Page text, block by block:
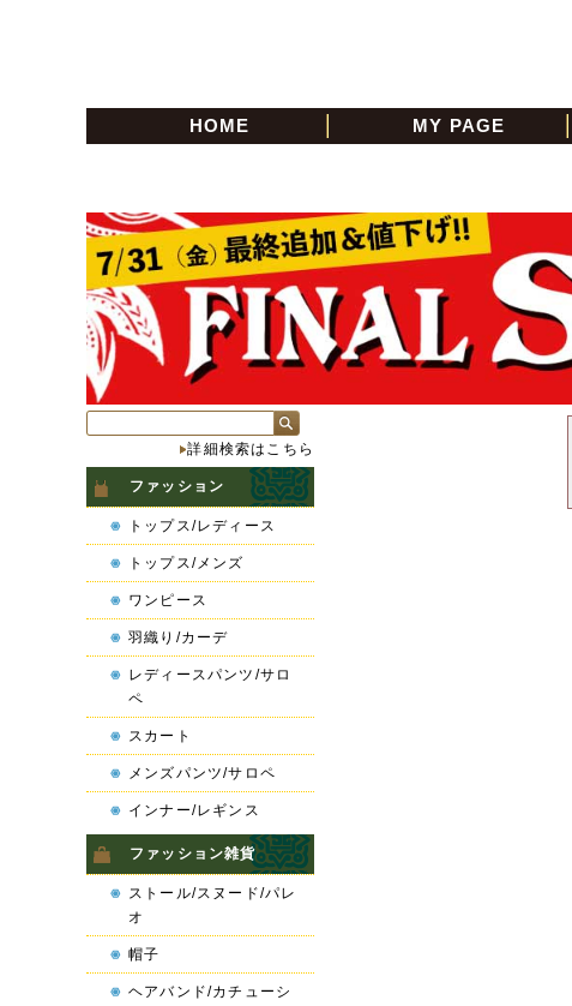
HOME MY PAGE
詳細検索はこちら
ファッション
トップス/レディース
トップス/メンズ
ワンピース
羽織り/カーデ
レディースパンツ/サロ
ペ
スカート
メンズパンツ/サロペ
インナー/レギンス
ファッション雑貨
ストール/スヌード/パレ
オ
帽子
ヘアバンド/カチューシ